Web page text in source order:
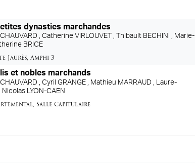
dynasties marchandes
,Catherine VIRLOUVET , Thibault BECHINI , Marie-
BRICE
Jaurès,Amphi 3
et nobles marchands
,Cyril GRANGE , Mathieu MARRAUD ,
Laure-
Nicolas LYON-CAEN
, Salle Capitulaire